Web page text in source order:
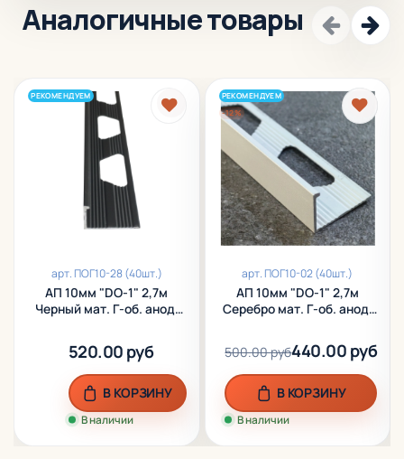
Аналогичные товары
РЕКОМЕНДУЕМ
арт.ПОГ10-28 (40шт.)
АП 10мм "DO-1" 2,7м
Черный мат. Г-об. анод.
520.00 руб
В наличии
В КОРЗИНУ
РЕКОМЕНДУЕМ
-12%
арт.ПОГ10-02 (40шт.)
АП 10мм "DO-1" 2,7м
Серебро мат. Г-об. анод.
500.00 руб440.00 руб
В наличии
В КОРЗИНУ